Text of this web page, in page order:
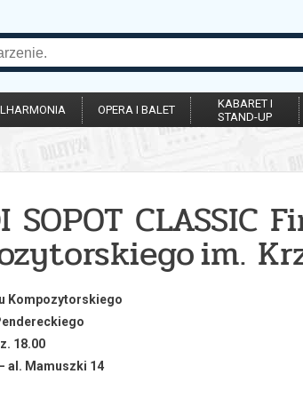
OPERA I BALET
KABARET I
STAND-UP
SOPOT CLASSIC
im.
Kompozytorskiego
18.00
al. Mamuszki 14